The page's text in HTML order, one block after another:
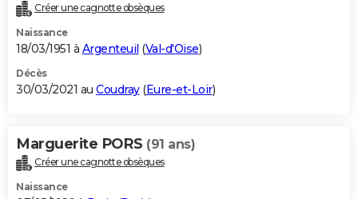
Créer une cagnotte obsèques
Naissance
18/03/1951 à Argenteuil (Val-d'Oise)
Décès
30/03/2021 au Coudray(Eure-et-Loir)
Marguerite PORS (91 ans)
Créer une cagnotte obsèques
Naissance